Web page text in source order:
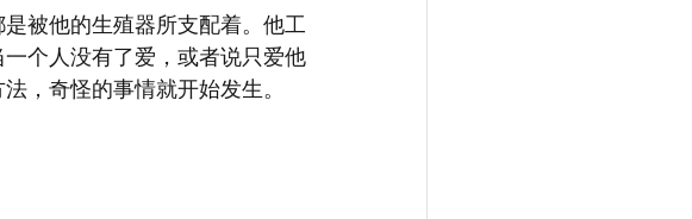
被他的生殖器所支配着。他工
个人没有了爱，或者说只爱他
，奇怪的事情就开始发生。